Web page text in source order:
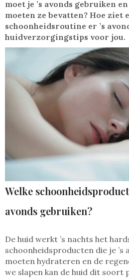
moet je ’s avonds gebruiken
moeten ze bevatten? Hoe ziet
schoonheidsroutine er ’s
huidverzorgingstips voor jou.
Welke
avonds gebruiken?
De huid werkt ’s nachts het
schoonheidsproducten die je ’s
moeten hydrateren en de
we slapen kan de huid dit